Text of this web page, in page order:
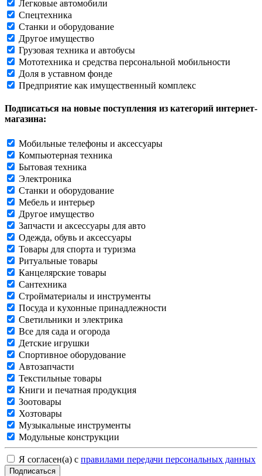
Легковые автомобили
Спецтехника
Станки и оборудование
Другое имущество
Грузовая техника и автобусы
Мототехника и средства персональной мобильности
Доля в уставном фонде
Предприятие как имущественный комплекс
Подписаться на новые поступления из категорий интернет-
магазина:
Мобильные телефоны и аксессуары
Компьютерная техника
Бытовая техника
Электроника
Станки и оборудование
Мебель и интерьер
Другое имущество
Запчасти и аксессуары для авто
Одежда, обувь и аксессуары
Товары для спорта и туризма
Ритуальные товары
Канцелярские товары
Сантехника
Стройматериалы и инструменты
Посуда и кухонные принадлежности
Светильники и электрика
Все для сада и огорода
Детские игрушки
Спортивное оборудование
Автозапчасти
Текстильные товары
Книги и печатная продукция
Зоотовары
Хозтовары
Музыкальные инструменты
Модульные конструкции
Я согласен(а) с правилами передачи персональных данных
Подписаться